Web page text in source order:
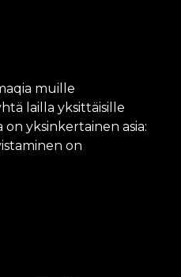
muille
lailla yksittäisille
yksinkertainen asia:
on